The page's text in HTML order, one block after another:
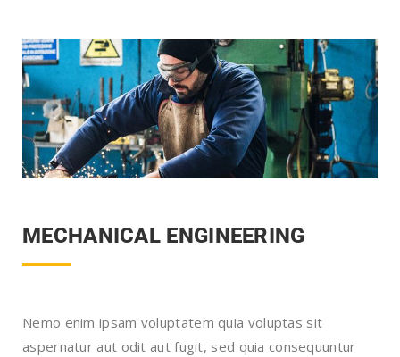
MECHANICAL ENGINEERING
Nemo enim ipsam voluptatem quia voluptas sit
aspernatur aut odit aut fugit, sed quia consequuntur